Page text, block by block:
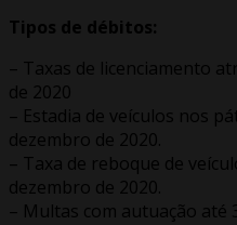
Tipos de débitos:
– Taxas de licenciamento
de 2020
– Estadia de veículos nos
dezembro de 2020.
– Taxa de reboque de
dezembro de 2020.
– Multas com autuação até